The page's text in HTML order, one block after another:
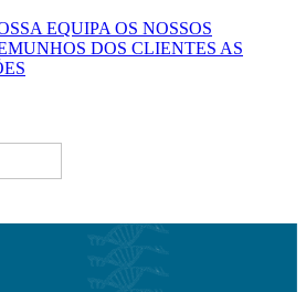
EQUIPA OS NOSSOS
DOS CLIENTES AS